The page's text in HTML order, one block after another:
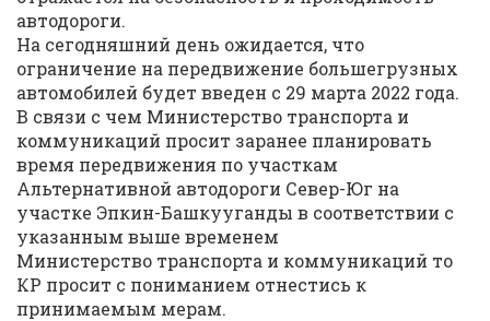
автодороги.
На сегодняшний день ожидается, что
ограничение на передвижение большегрузных
автомобилей будет введен с 29 марта 2022 года.
В связи с чем Министерство транспорта и
коммуникаций просит заранее планировать
время передвижения по участкам
Альтернативной автодороги Север-Юг на
участке Эпкин-Башкууганды в соответствии с
указанным выше временем
Министерство транспорта и коммуникаций то
КР просит с пониманием отнестись к
принимаемым мерам.